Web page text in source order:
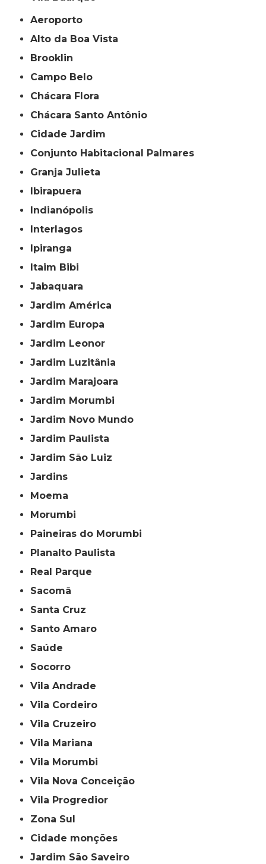
Aeroporto
Alto da Boa Vista
Brooklin
Campo Belo
Chácara Flora
Chácara Santo Antônio
Cidade Jardim
Conjunto Habitacional Palmares
Granja Julieta
Ibirapuera
Indianópolis
Interlagos
Ipiranga
Itaim Bibi
Jabaquara
Jardim América
Jardim Europa
Jardim Leonor
Jardim Luzitânia
Jardim Marajoara
Jardim Morumbi
Jardim Novo Mundo
Jardim Paulista
Jardim São Luiz
Jardins
Moema
Morumbi
Paineiras do Morumbi
Planalto Paulista
Real Parque
Sacomã
Santa Cruz
Santo Amaro
Saúde
Socorro
Vila Andrade
Vila Cordeiro
Vila Cruzeiro
Vila Mariana
Vila Morumbi
Vila Nova Conceição
Vila Progredior
Zona Sul
cidade monções
jardim São Saveiro